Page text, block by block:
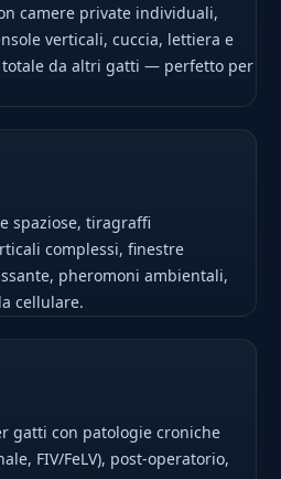
camere private individuali,
verticali, cuccia, lettiera e
totale da altri gatti — perfetto per
spaziose, tiragraffi
complessi, finestre
pheromoni ambientali,
cellulare.
gatti con patologie croniche
FIV/FeLV), post-operatorio,